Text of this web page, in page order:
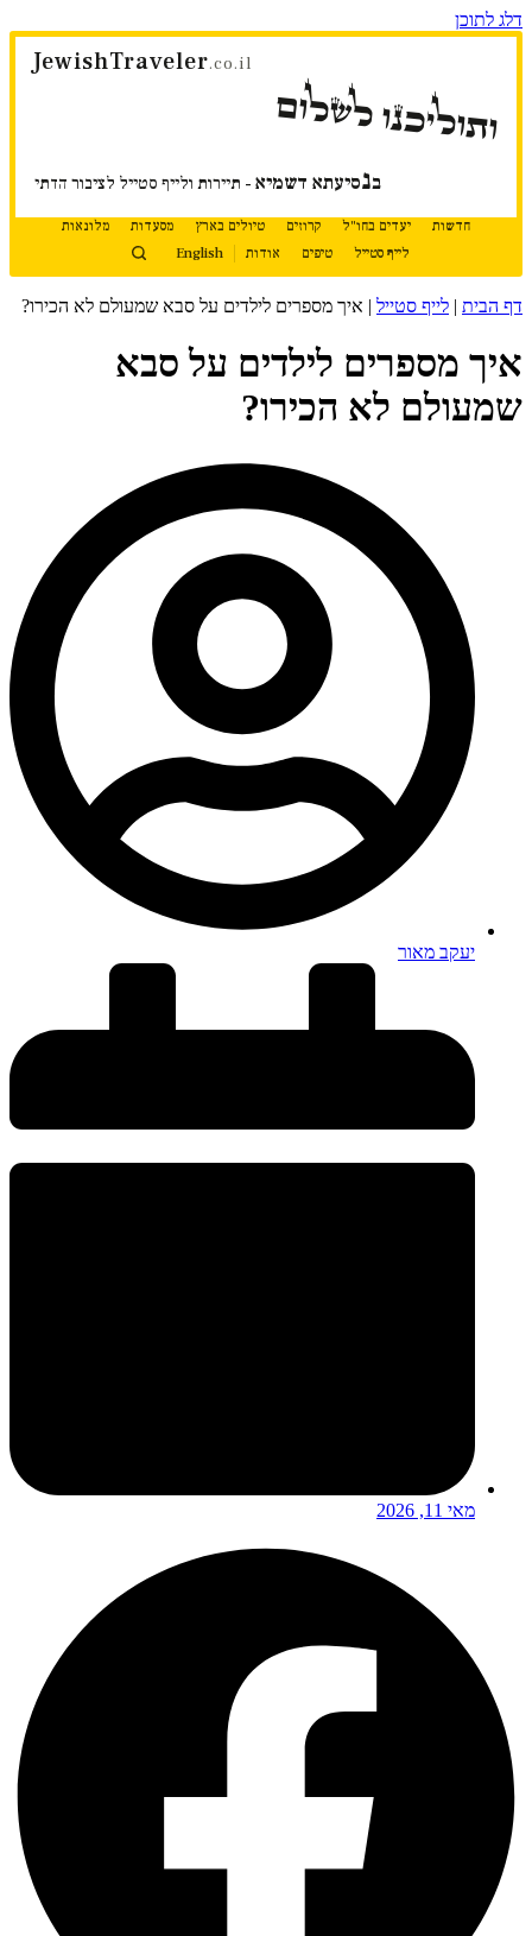
דלג לתוכן
JewishTraveler.co.il
ותוליכנו לשלום
בנסיעתא דשמיא - תיירות ולייף סטייל לציבור הדתי
חדשות יעדים בחו"ל קרוזים טיולים בארץ מסעדות
מלונאות
לייף סטייל
טיפים אודות English
דף הבית | לייף סטייל | איך מספרים לילדים על סבא שמעולם לא הכירו?
איך מספרים לילדים על סבא
שמעולם לא הכירו?
יעקב מאור
מאי 11, 2026